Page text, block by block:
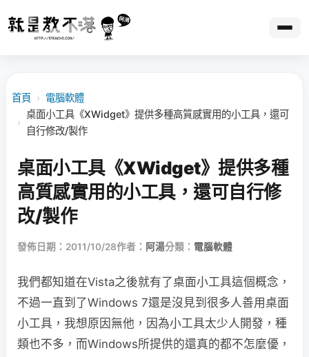
首頁 › 電腦軟體
›
桌面小工具《XWidget》提供多種高質感實用的小工具，還可
自行修改/製作
桌面小工具《XWidget》提供多種
高質感實用的小工具，還可自行修
改/製作
發佈日期：2011/10/28作者： 阿湯分類： 電腦軟體
我們都知道在Vista之後就有了桌面小工具這個概念，
不過一直到了Windows 7還是沒見到很多人善用桌面
小工具，我想原因無他，因為小工具太少人開發，種
類也不多，而Windows所提供的還真的都不怎麼優，